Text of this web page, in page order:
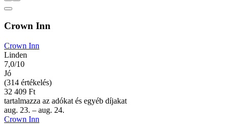
Crown Inn
Crown Inn
Linden
7,0/10
Jó
(314 értékelés)
32 409 Ft
tartalmazza az adókat és egyéb díjakat
aug. 23. – aug. 24.
Crown Inn